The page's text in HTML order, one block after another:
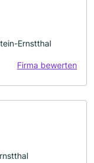
Ernstthal
Firma bewerten